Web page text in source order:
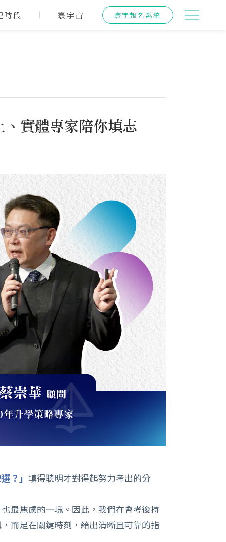
時段 寰宇宙 寰宇報名系統
實體專家陪你填志
？」 填得聰明才對得起努力考出的分
最焦慮的一塊。因此，我們在會考後持
而是在關鍵時刻，給出清晰且可靠的指